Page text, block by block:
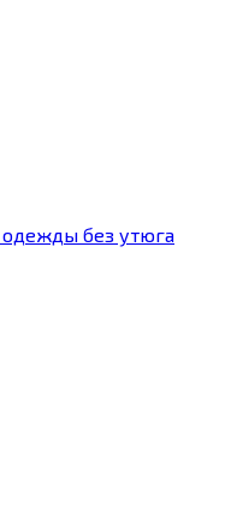
одежды без утюга